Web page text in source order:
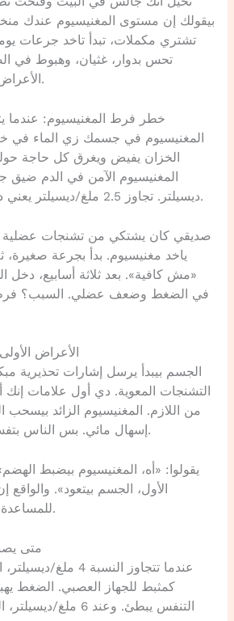
بيقولك إن مستوى المغنيسيوم عندك
تشتري مكملات، تبدأ تاخد جرعات
تحس بدوار، غثيان، وهبوط في
الأعراض والمكملات؟ غالبًا لا.
خطر فرط المغنيسيوم: عندما
المغنيسيوم في جسمك زي الماء في
الخزان يفيض ويغرق كل حاجة
ديسيلتر. تجاوز 2.5 ملغ/ديسيلتر يعني دخولك منطقة الخطر.
صديقي كان يشتكي من تشنجات عضلية
ياخد مغنيسيوم. بدأ بجرعة صغيرة،
«مش كافية». بعد ثلاثة أسابيع،
في الضغط وضعف عضلي. السبب؟ فرط
الأعراض
الجسم بيبدأ يرسل إشارات تحذيرية
التشنجات المعوية. دي أول علامات إنك
من اللازم. المغنيسيوم الزائد بيسحب
إسهال مائي. بس الناس بتفسر الأعراض دي خطأ.
يقولوا: «أه، المغنيسيوم بيضبط
الأول، الجسم بيتعود».
للمساعدة، وإحنا بنسكت صوته.
متى
عندما تتجاوز النسبة 4
كمثبط للجهاز العصبي. الضغط
التنفس يبطئ. وعند 6